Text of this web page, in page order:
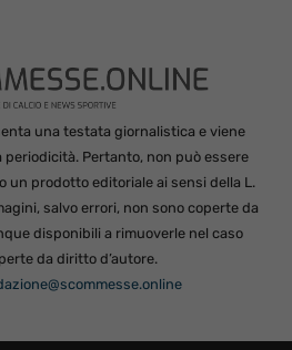
una testata giornalistica e viene
Pertanto, non può essere
un prodotto editoriale ai sensi della L.
salvo errori, non sono coperte da
disponibili a rimuoverle nel caso
da diritto d’autore.